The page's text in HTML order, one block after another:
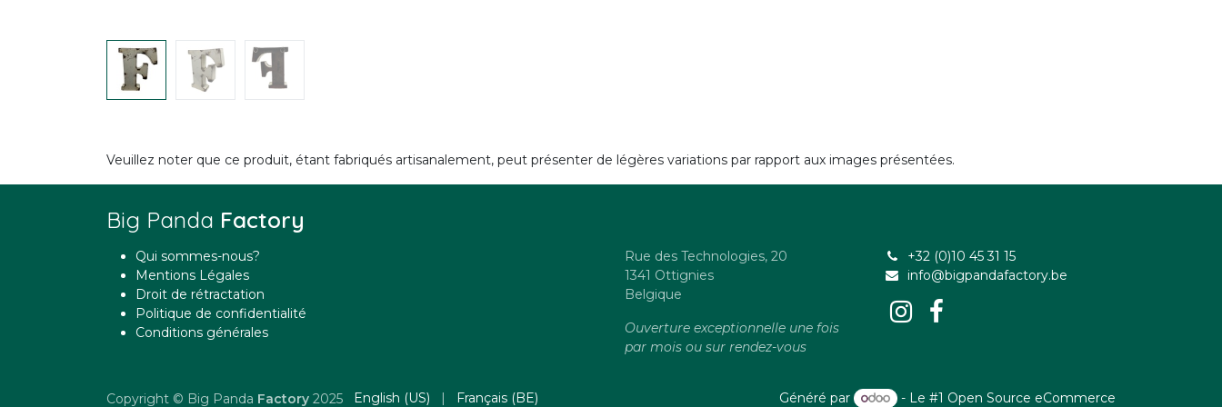
Veuillez noter que ce produit, étant fabriqués artisanalement, peut présenter de légères variations par rapport aux images présentées.
Big Panda Factory
Qui sommes-nous?
Mentions Légales
Droit de rétractation
Politique de confidentialité
Conditions générales
Rue des Technologies, 20
1341 Ottignies
Belgique
Ouverture exceptionnelle une fois
par mois ou sur rendez-vous
+32 (0)10 45 31 15
info@bigpandafactory.be
Copyright © Big Panda Factory 2025 English (US) | Français (BE) Généré par - Le #1 Open Source eCommerce